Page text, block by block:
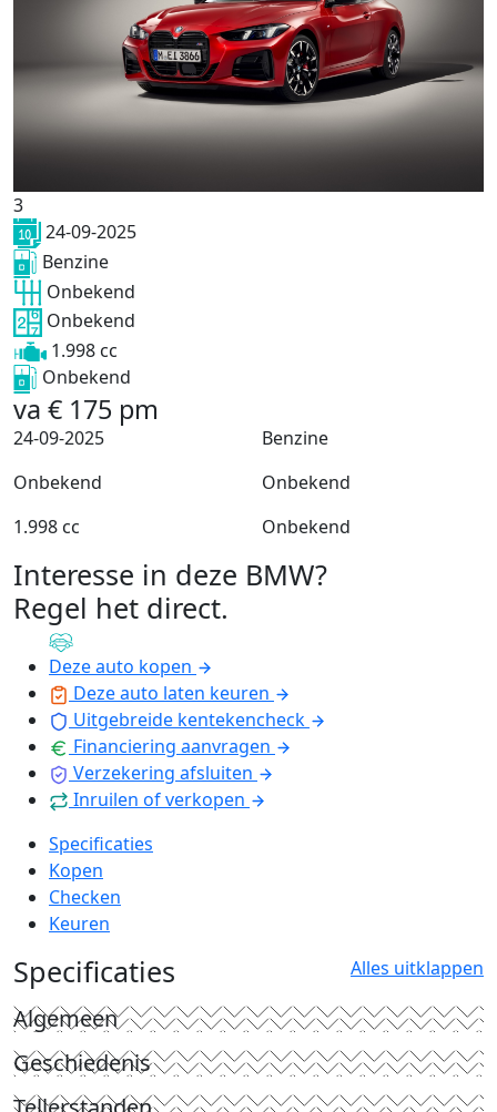
3
24-09-2025
Benzine
Onbekend
Onbekend
1.998 cc
Onbekend
va € 175 pm
24-09-2025
Benzine
Onbekend
Onbekend
1.998 cc
Onbekend
Interesse in deze BMW?
Regel het direct.
Deze auto kopen
Deze auto laten keuren
Uitgebreide kentekencheck
Financiering aanvragen
Verzekering afsluiten
Inruilen of verkopen
Specificaties
Kopen
Checken
Keuren
Specificaties Alles uitklappen
Algemeen
Geschiedenis